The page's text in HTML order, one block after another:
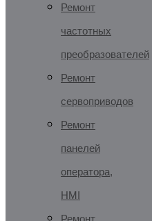
Ремонт
частотных
преобразователей
Ремонт
сервоприводов
Ремонт
панелей
оператора,
HMI
Ремонт